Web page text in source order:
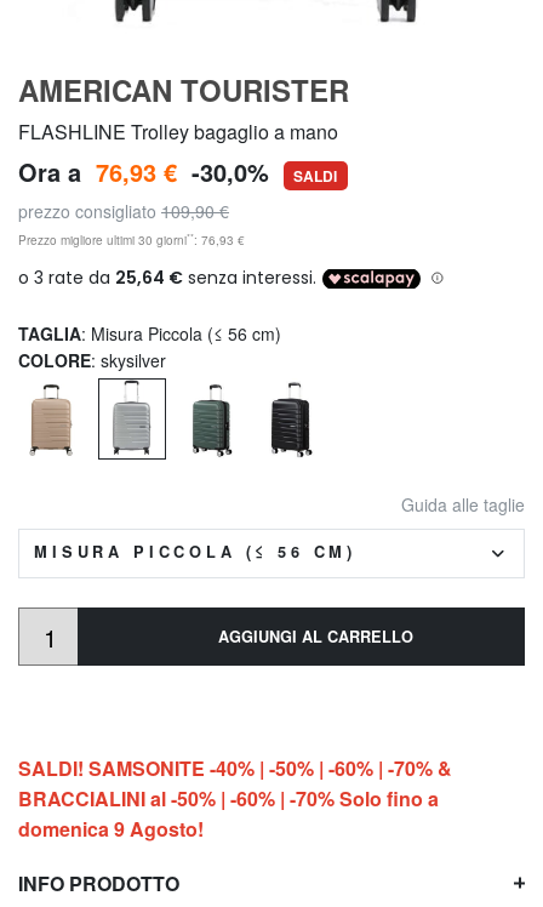
AMERICAN TOURISTER
FLASHLINE Trolley bagaglio a mano
Ora a 76,93 € -30,0% SALDI
prezzo consigliato 109,90 €
Prezzo migliore ultimi 30 giorni**: 76,93 €
TAGLIA: Misura Piccola (≤ 56 cm)
COLORE: skysilver
Guida alle taglie
MISURA PICCOLA (≤ 56 CM)
AGGIUNGI AL CARRELLO
SALDI! SAMSONITE -40% | -50% | -60% | -70% &
BRACCIALINI al -50% | -60% | -70% Solo fino a
domenica 9 Agosto!
INFO PRODOTTO